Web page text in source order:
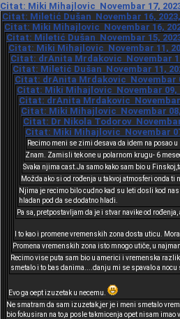
Citat: Miki Mihajlovic Novembar 17,
Citat: Miletić Dušan Novembar 16,
Citat: Miki Mihajlovic Novembar 16,
Citat: Miletić Dušan Novembar 15,
Citat: Miki Mihajlovic Novembar 11,
Citat: drAnita Mrdakovic Novembar
Citat: Miletić Dušan Novembar 11,
Citat: drAnita Mrdakovic Novembar
Citat: Miki Mihajlovic Novembar 09,
Citat: drAnita Mrdakovic Novembar
Citat: Miki Mihajlovic Novembar 08,
Citat: Dr Nikola Todorov Novembar
Citat: Miki Mihajlovic Novembar
Recimo meni se zimi desava da idem na posao
Znam. Zamisli tek one u polarnom krugu- 6
Svaka njima cast.Ja samo kako sam bio u
Možda ako si od rođenja u takvoj atmosferi onda ti
Njima je recimo bilo cudno kad su leti dosli kod
hladan pod da se dodatno hladi.
Pa sa, pretpostavljam da je i stvar navike od
I to kao i promene vremenskih zona dosta uticu.
Promena vremenskih zona isto mnogo utiče, u
Recimo vise puta sam bio u americi i vremenska
smetalo i to bas danima....danju mi se spavalo a nocu
Evo ga oept izuzetak u necemu.
Ne smatram da sam izuzetak,jer je i meni smetalo
bio fokusiran na to,a posle takmicenja opet nisam